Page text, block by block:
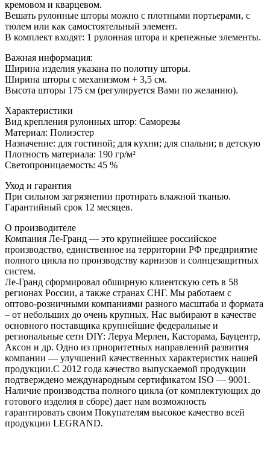
кремовом и кварцевом.
Вешать рулонные шторы можно с плотными портьерами, с
тюлем или как самостоятельный элемент.
В комплект входят: 1 рулонная штора и крепежные элементы.
Важная информация:
Ширина изделия указана по полотну шторы.
Ширина шторы с механизмом + 3,5 см.
Высота шторы 175 см (регулируется Вами по желанию).
Характеристики
Вид крепления рулонных штор: Саморезы
Материал: Полиэстер
Назначение: для гостиной; для кухни; для спальни; в детскую
Плотность материала: 190 гр/м²
Светопроницаемость: 45 %
Уход и гарантия
При сильном загрязнении протирать влажной тканью.
Гарантийный срок 12 месяцев.
О производителе
Компания Ле-Гранд — это крупнейшее российское
производство, единственное на территории РФ предприятие
полного цикла по производству карнизов и солнцезащитных
систем.
Ле-Гранд сформировал обширную клиентскую сеть в 58
регионах России, а также странах СНГ. Мы работаем с
оптово-розничными компаниями разного масштаба и формата
– от небольших до очень крупных. Нас выбирают в качестве
основного поставщика крупнейшие федеральные и
региональные сети DIY: Леруа Мерлен, Касторама, Бауцентр,
Аксон и др. Одно из приоритетных направлений развития
компании — улучшений качественных характеристик нашей
продукции.С 2012 года качество выпускаемой продукции
подтверждено международным сертификатом ISO — 9001.
Наличие производства полного цикла (от комплектующих до
готового изделия в сборе) дает нам возможность
гарантировать своим Покупателям высокое качество всей
продукции LEGRAND.